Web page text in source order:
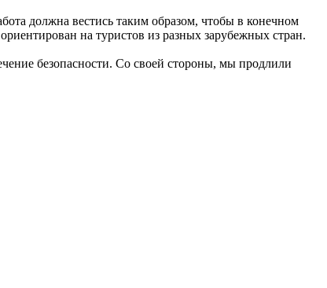
должна вестись таким образом, чтобы в конечном
на туристов из разных зарубежных стран.
безопасности. Со своей стороны, мы продлили